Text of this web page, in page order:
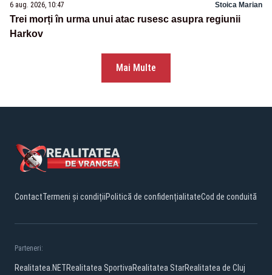
6 aug. 2026, 10:47 Stoica Marian
Trei morți în urma unui atac rusesc asupra regiunii
Harkov
Mai Multe
ContactTermeni și condițiiPolitică de confidențialitateCod de conduită
Parteneri:
Realitatea.NETRealitatea SportivaRealitatea StarRealitatea de Cluj